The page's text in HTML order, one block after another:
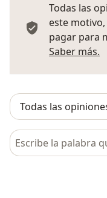
Todas las
este
pagar para
Saber más.
Busca en opiniones